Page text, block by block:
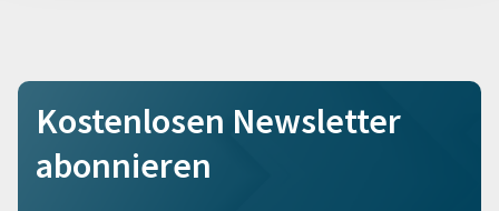
Kostenlosen Newsletter
abonnieren